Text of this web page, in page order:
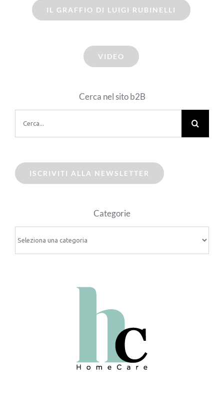
IL GRAFFIO DI LUIGI RUBINELLI
VIDEO
Cerca nel sito b2B
per:
ISCRIVITI ALLA NEWSLETTER
Categorie